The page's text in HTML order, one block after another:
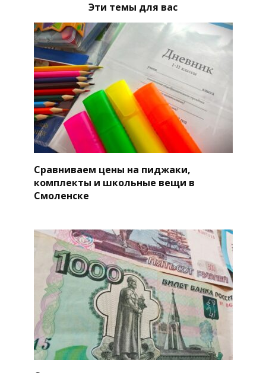
Эти темы для вас
Сравниваем цены на пиджаки,
комплекты и школьные вещи в
Смоленске